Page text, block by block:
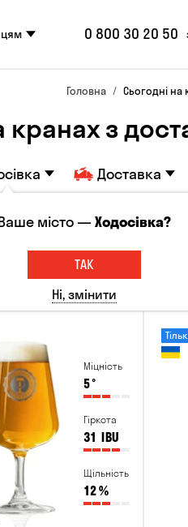
0 800 30 20 50
Головна Сьогодні на
кранах з
Доставка
товари Пиво Сидр Вино
Міцність
5°
Гіркота
31 IBU
Щільність
12%
місто —Ходосівка?
ТАК
Ні, змінити